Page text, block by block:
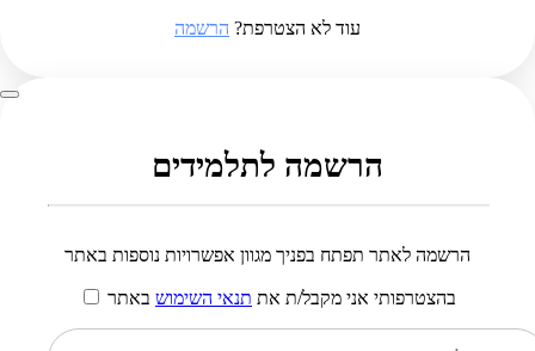
עוד לא הצטרפת? הרשמה
הרשמה לתלמידים
הרשמה לאתר תפתח בפניך מגוון אפשרויות נוספות באתר
בהצטרפותי אני מקבל/ת את תנאי השימוש באתר